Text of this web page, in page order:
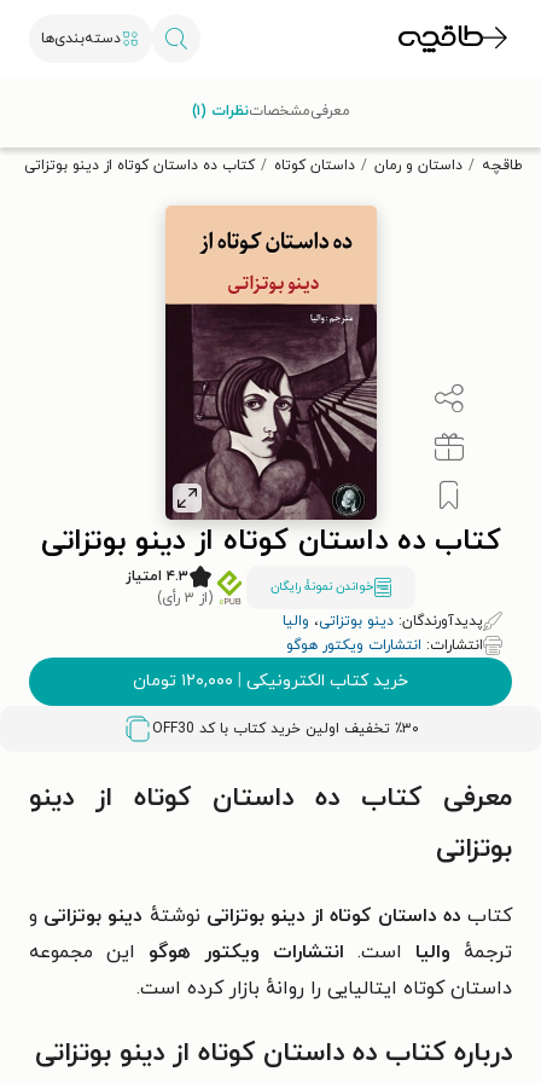
دسته‌بندی‌ها
تخفیف از طاقچه دریافت کن.
طاقچه داستان و رمان داستان کوتاه کتاب ده داستان کوتاه از دینو بوتزاتی
کتاب ده داستان کوتاه از دینو بوتزاتی
خواندن نمونۀ رایگان
۴.۳ امتیاز
(از ۳ رأی)
پدیدآورندگان: دینو بوتزاتی، والیا ‍
انتشارات: انتشارات ویکتور هوگو
خرید کتاب الکترونیکی | ۱۲۰,۰۰۰ تومان
٪۳۰ تخفیف اولین خرید کتاب با کد OFF30
معرفیمشخصاتنظرات (۱)
معرفی کتاب ده داستان کوتاه از دینو
بوتزاتی
کتاب ده داستان کوتاه از دینو بوتزاتی نوشتهٔ دینو بوتزاتی و
ترجمهٔ والیا است. انتشارات ویکتور هوگو این مجموعه
داستان کوتاه ایتالیایی را روانهٔ بازار کرده است.
درباره کتاب ده داستان کوتاه از دینو بوتزاتی